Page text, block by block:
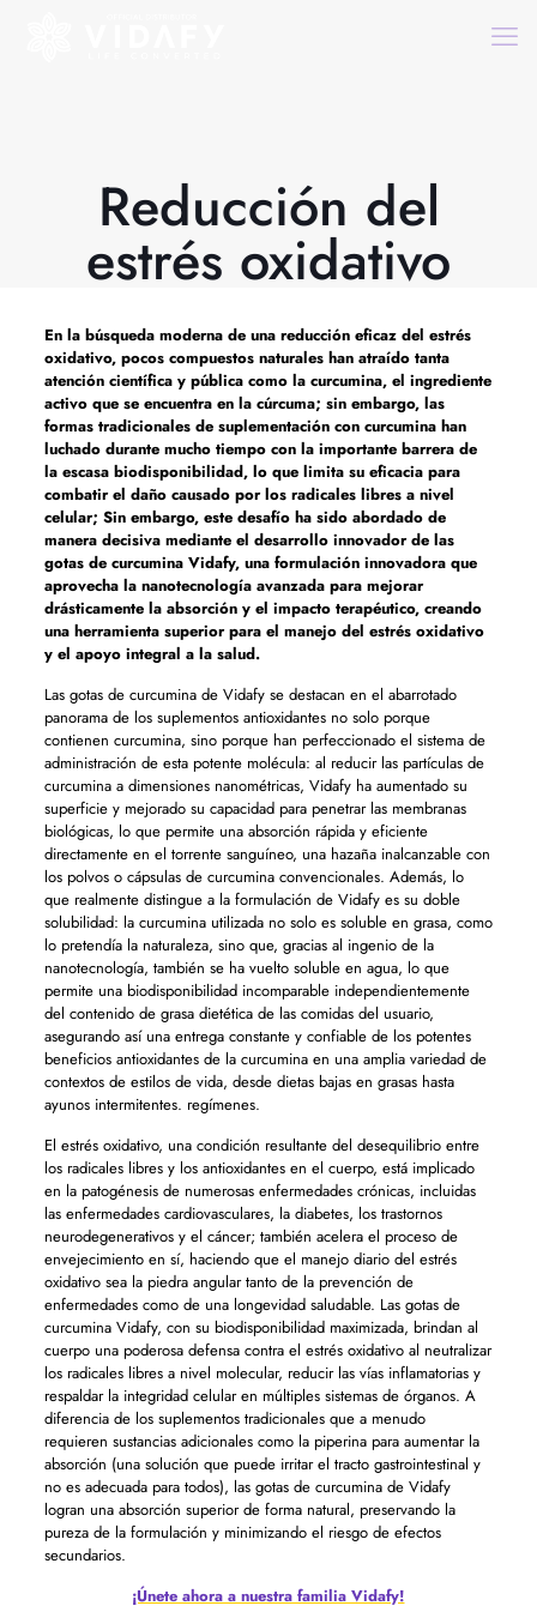
Reducción del
estrés oxidativo
En la búsqueda moderna de una reducción eficaz del estrés
oxidativo, pocos compuestos naturales han atraído tanta
atención científica y pública como la curcumina, el ingrediente
activo que se encuentra en la cúrcuma; sin embargo, las
formas tradicionales de suplementación con curcumina han
luchado durante mucho tiempo con la importante barrera de
la escasa biodisponibilidad, lo que limita su eficacia para
combatir el daño causado por los radicales libres a nivel
celular; Sin embargo, este desafío ha sido abordado de
manera decisiva mediante el desarrollo innovador de las
gotas de curcumina Vidafy, una formulación innovadora que
aprovecha la nanotecnología avanzada para mejorar
drásticamente la absorción y el impacto terapéutico, creando
una herramienta superior para el manejo del estrés oxidativo
y el apoyo integral a la salud.
Las gotas de curcumina de Vidafy se destacan en el abarrotado
panorama de los suplementos antioxidantes no solo porque
contienen curcumina, sino porque han perfeccionado el sistema de
administración de esta potente molécula: al reducir las partículas de
curcumina a dimensiones nanométricas, Vidafy ha aumentado su
superficie y mejorado su capacidad para penetrar las membranas
biológicas, lo que permite una absorción rápida y eficiente
directamente en el torrente sanguíneo, una hazaña inalcanzable con
los polvos o cápsulas de curcumina convencionales. Además, lo
que realmente distingue a la formulación de Vidafy es su doble
solubilidad: la curcumina utilizada no solo es soluble en grasa, como
lo pretendía la naturaleza, sino que, gracias al ingenio de la
nanotecnología, también se ha vuelto soluble en agua, lo que
permite una biodisponibilidad incomparable independientemente
del contenido de grasa dietética de las comidas del usuario,
asegurando así una entrega constante y confiable de los potentes
beneficios antioxidantes de la curcumina en una amplia variedad de
contextos de estilos de vida, desde dietas bajas en grasas hasta
ayunos intermitentes. regímenes.
El estrés oxidativo, una condición resultante del desequilibrio entre
los radicales libres y los antioxidantes en el cuerpo, está implicado
en la patogénesis de numerosas enfermedades crónicas, incluidas
las enfermedades cardiovasculares, la diabetes, los trastornos
neurodegenerativos y el cáncer; también acelera el proceso de
envejecimiento en sí, haciendo que el manejo diario del estrés
oxidativo sea la piedra angular tanto de la prevención de
enfermedades como de una longevidad saludable. Las gotas de
curcumina Vidafy, con su biodisponibilidad maximizada, brindan al
cuerpo una poderosa defensa contra el estrés oxidativo al neutralizar
los radicales libres a nivel molecular, reducir las vías inflamatorias y
respaldar la integridad celular en múltiples sistemas de órganos. A
diferencia de los suplementos tradicionales que a menudo
requieren sustancias adicionales como la piperina para aumentar la
absorción (una solución que puede irritar el tracto gastrointestinal y
no es adecuada para todos), las gotas de curcumina de Vidafy
logran una absorción superior de forma natural, preservando la
pureza de la formulación y minimizando el riesgo de efectos
secundarios.
¡Únete ahora a nuestra familia Vidafy!